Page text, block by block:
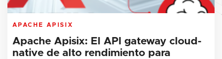
APACHE APISIX
Apache Apisix: El API gateway cloud-
native de alto rendimiento para